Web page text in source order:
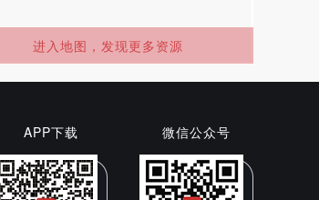
进入地图，发现更多资源
APP下载 微信公众号